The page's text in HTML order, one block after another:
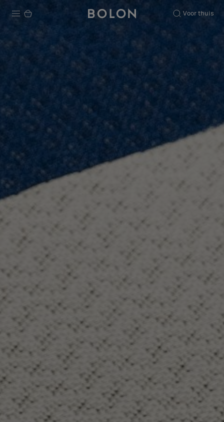
Voor thuis
Producten
Projecten
Duurzaamheid
Installatie
Samenwerkingen met Designers
Stories
Contact
Image & Material Bank
Pattern Tile Tool
Selecteer land